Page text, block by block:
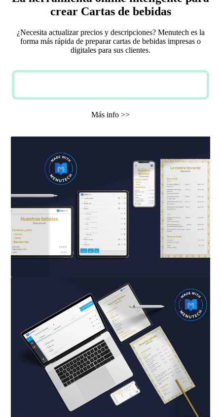
crear Cartas de bebidas
¿Necesita actualizar precios y descripciones? Menutech es la
forma más rápida de preparar cartas de bebidas impresas o
digitales para sus clientes.
Más info >>